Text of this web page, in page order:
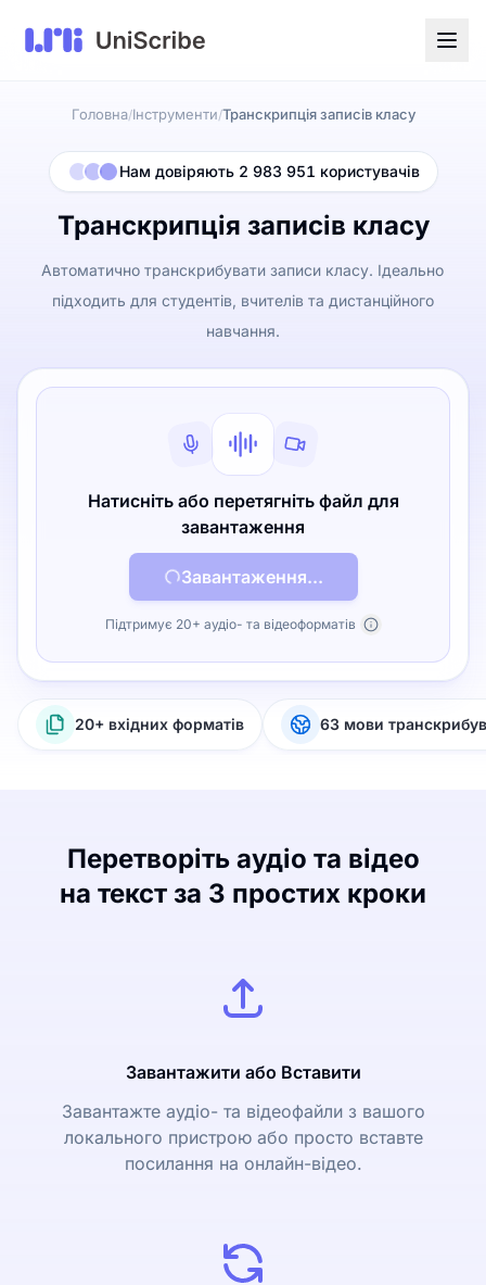
Головна/Інструменти/Транскрипція записів класу
Нам довіряють 2 983 951 користувачів
Транскрипція записів класу
Автоматично транскрибувати записи класу. Ідеально
підходить для студентів, вчителів та дистанційного
навчання.
Натисніть або перетягніть файл для
завантаження
Завантаження...
Підтримує 20+ аудіо- та відеоформатів
20+ вхідних форматів 63 мови
Перетворіть аудіо та відео
на текст за 3 простих кроки
Завантажити або Вставити
Завантажте аудіо- та відеофайли з вашого
локального пристрою або просто вставте
посилання на онлайн-відео.